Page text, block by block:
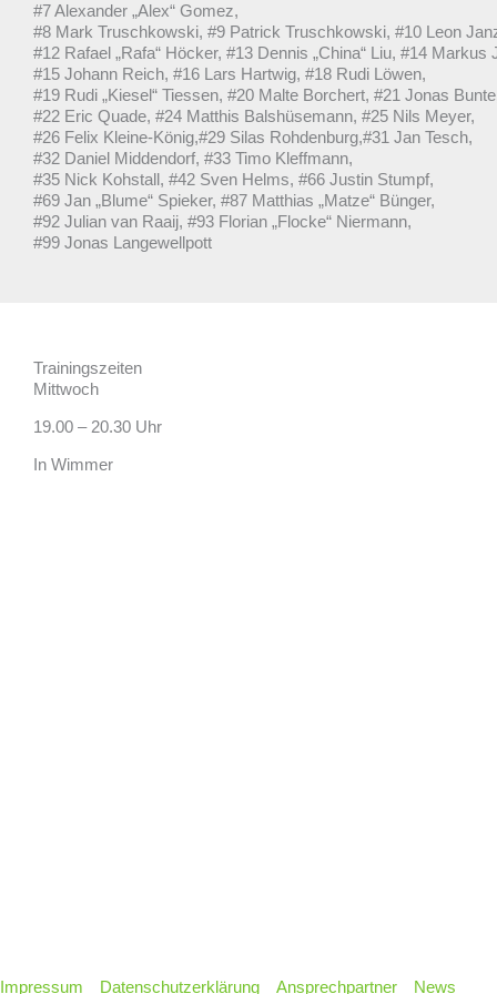
#7 Alexander „Alex“ Gomez,
#8 Mark Truschkowski, #9 Patrick Truschkowski, #10 Leon
#12 Rafael „Rafa“ Höcker, #13 Dennis „China“ Liu, #14 Markus
#15 Johann Reich, #16 Lars Hartwig, #18 Rudi Löwen,
#19 Rudi „Kiesel“ Tiessen, #20 Malte Borchert, #21 Jonas
#22 Eric Quade, #24 Matthis Balshüsemann, #25 Nils Meyer,
#26 Felix Kleine-König,#29 Silas Rohdenburg,#31 Jan Tesch,
#32 Daniel Middendorf, #33 Timo Kleffmann,
#35 Nick Kohstall, #42 Sven Helms, #66 Justin Stumpf,
#69 Jan „Blume“ Spieker, #87 Matthias „Matze“ Bünger,
#92 Julian van Raaij, #93 Florian „Flocke“ Niermann,
#99 Jonas Langewellpott
Trainingszeiten
Mittwoch
19.00 – 20.30 Uhr
In Wimmer
Impressum Datenschutzerklärung Ansprechpartner News